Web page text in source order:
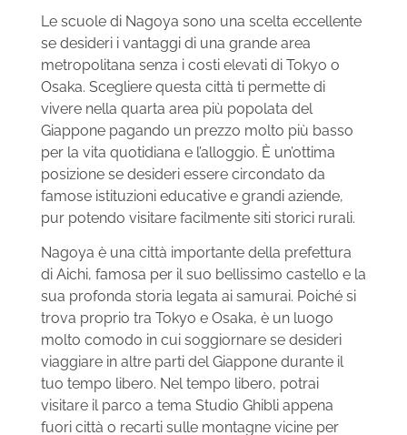
Le scuole di Nagoya sono una scelta eccellente
se desideri i vantaggi di una grande area
metropolitana senza i costi elevati di Tokyo o
Osaka. Scegliere questa città ti permette di
vivere nella quarta area più popolata del
Giappone pagando un prezzo molto più basso
per la vita quotidiana e l’alloggio. È un’ottima
posizione se desideri essere circondato da
famose istituzioni educative e grandi aziende,
pur potendo visitare facilmente siti storici rurali.
Nagoya è una città importante della prefettura
di Aichi, famosa per il suo bellissimo castello e la
sua profonda storia legata ai samurai. Poiché si
trova proprio tra Tokyo e Osaka, è un luogo
molto comodo in cui soggiornare se desideri
viaggiare in altre parti del Giappone durante il
tuo tempo libero. Nel tempo libero, potrai
visitare il parco a tema Studio Ghibli appena
fuori città o recarti sulle montagne vicine per